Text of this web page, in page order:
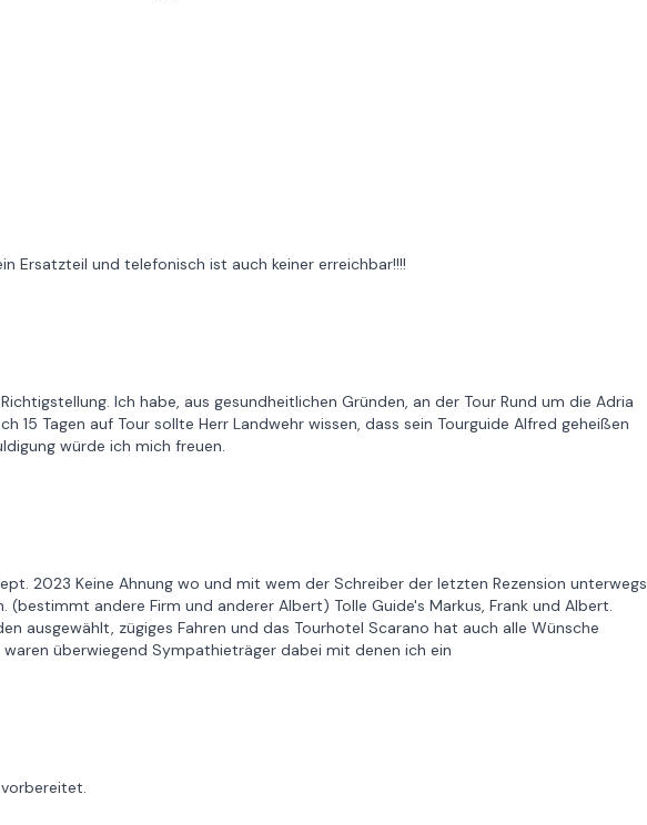
Ersatzteil und telefonisch ist auch keiner erreichbar!!!!
Ich habe, aus gesundheitlichen Gründen, an der Tour Rund um die Adria
15 Tagen auf Tour sollte Herr Landwehr wissen, dass sein Tourguide Alfred geheißen
würde ich mich freuen.
2023 Keine Ahnung wo und mit wem der Schreiber der letzten Rezension unterwegs
(bestimmt andere Firm und anderer Albert) Tolle Guide's Markus, Frank und Albert.
ausgewählt, zügiges Fahren und das Tourhotel Scarano hat auch alle Wünsche
überwiegend Sympathieträger dabei mit denen ich ein